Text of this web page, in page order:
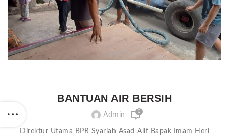
BANTUAN AIR BERSIH
Admin 0
Direktur Utama BPR Syariah Asad Alif Bapak Imam Heri